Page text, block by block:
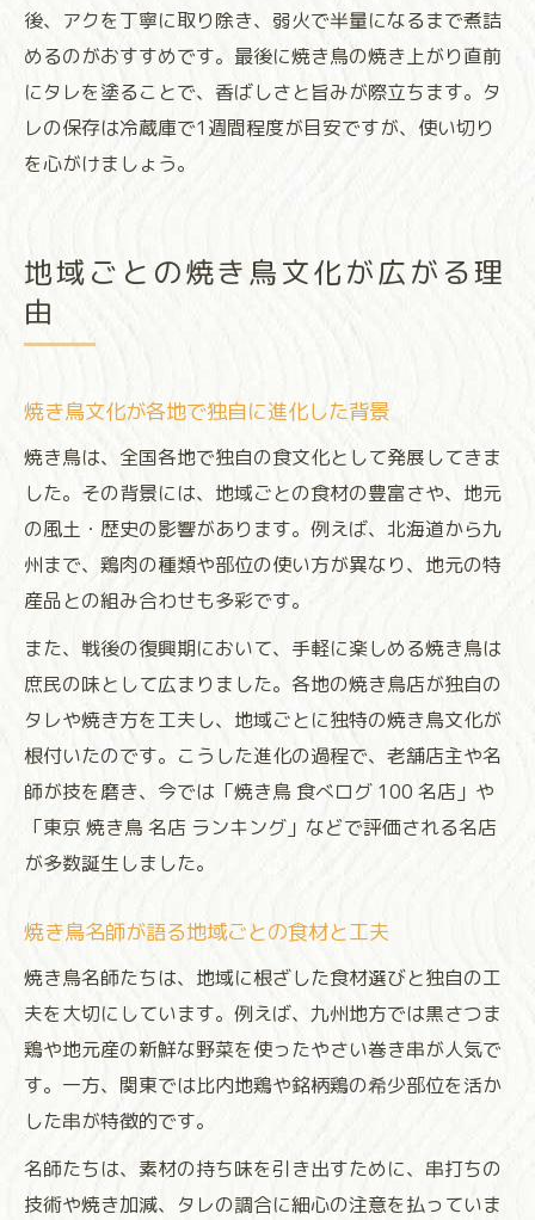
後、アクを丁寧に取り除き、弱火で半量になるまで煮詰
めるのがおすすめです。最後に焼き鳥の焼き上がり直前
にタレを塗ることで、香ばしさと旨みが際立ちます。タ
レの保存は冷蔵庫で1週間程度が目安ですが、使い切り
を心がけましょう。
地域ごとの焼き鳥文化が広がる理
由
焼き鳥文化が各地で独自に進化した背景
焼き鳥は、全国各地で独自の食文化として発展してきま
した。その背景には、地域ごとの食材の豊富さや、地元
の風土・歴史の影響があります。例えば、北海道から九
州まで、鶏肉の種類や部位の使い方が異なり、地元の特
産品との組み合わせも多彩です。
また、戦後の復興期において、手軽に楽しめる焼き鳥は
庶民の味として広まりました。各地の焼き鳥店が独自の
タレや焼き方を工夫し、地域ごとに独特の焼き鳥文化が
根付いたのです。こうした進化の過程で、老舗店主や名
師が技を磨き、今では「焼き鳥 食べログ 100 名店」や
「東京 焼き鳥 名店 ランキング」などで評価される名店
が多数誕生しました。
焼き鳥名師が語る地域ごとの食材と工夫
焼き鳥名師たちは、地域に根ざした食材選びと独自の工
夫を大切にしています。例えば、九州地方では黒さつま
鶏や地元産の新鮮な野菜を使ったやさい巻き串が人気で
す。一方、関東では比内地鶏や銘柄鶏の希少部位を活か
した串が特徴的です。
名師たちは、素材の持ち味を引き出すために、串打ちの
技術や焼き加減、タレの調合に細心の注意を払っていま